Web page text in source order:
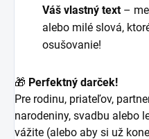
Váš vlastný text–
alebo milé slová,
osušovanie!
🎁 Perfektný darček!
Pre rodinu, priateľov,
narodeniny, svadbu alebo
vážite (alebo aby si už